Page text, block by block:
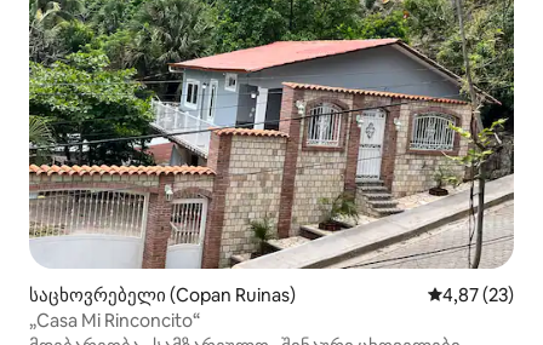
საცხოვრებელი (Copan Ruinas) საშუალო
4,87 (23)
„Casa Mi Rinconcito“